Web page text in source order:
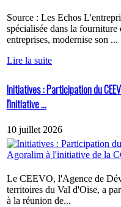
Source : Les Echos
spécialisée dans la
entreprises, modernise son ...
Lire la suite
Initiatives : Participation du
l'initiative ...
10 juillet 2026
Le CEEVO, l'Agence de
territoires du Val d'Oise, a
à la réunion de...